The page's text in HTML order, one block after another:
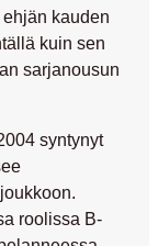
kauden
kuin sen
sarjanousun
syntynyt
roolissa B-